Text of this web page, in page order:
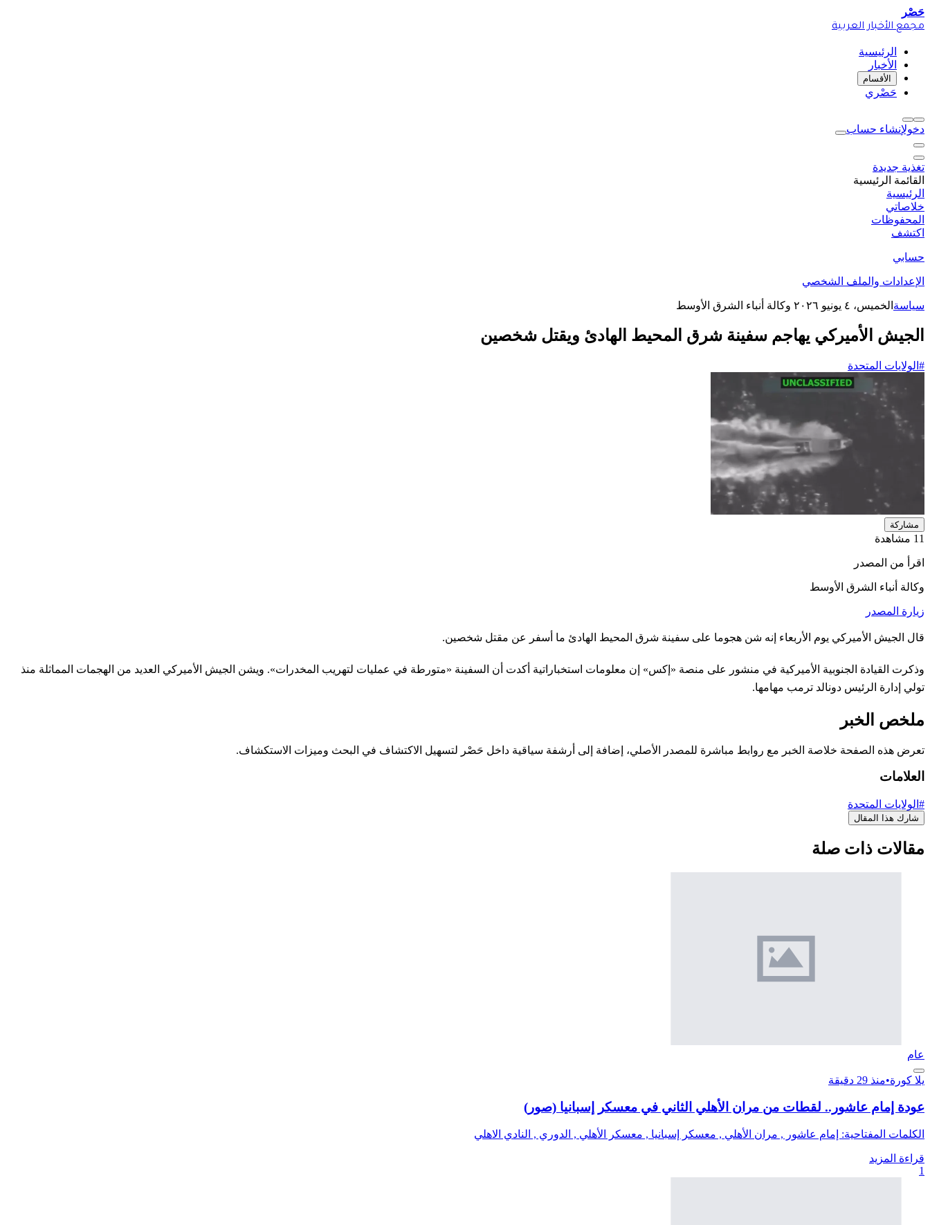
حَصْر
مجمع الأخبار العربية
الرئيسية
الأخبار
الأقسام
حَصْري
دخولإنشاء حساب
تغذية جديدة
القائمة الرئيسية
الرئيسية
خلاصاتي
المحفوظات
اكتشف
حسابي
الإعدادات والملف الشخصي
سياسة الخميس، ٤ يونيو ٢٠٢٦ وكالة أنباء الشرق الأوسط
الجيش الأميركي يهاجم سفينة شرق المحيط الهادئ ويقتل شخصين
#الولايات المتحدة​
مشاركة
11 مشاهدة
اقرأ من المصدر
وكالة أنباء الشرق الأوسط
زيارة المصدر
قال الجيش الأميركي يوم الأربعاء إنه شن هجوما على سفينة شرق المحيط الهادئ ما أسفر عن مقتل شخصين.
وذكرت القيادة الجنوبية الأميركية في منشور على منصة «إكس» إن معلومات استخباراتية أكدت أن السفينة «متورطة في عمليات لتهريب المخدرات». ويشن الجيش الأميركي العديد من الهجمات المماثلة منذ
تولي إدارة الرئيس دونالد ترمب مهامها.
ملخص الخبر
تعرض هذه الصفحة خلاصة الخبر مع روابط مباشرة للمصدر الأصلي، إضافة إلى أرشفة سياقية داخل حَصْر لتسهيل الاكتشاف في البحث وميزات الاستكشاف.
العلامات
#الولايات المتحدة​
شارك هذا المقال
مقالات ذات صلة
عام
يلا كورة•منذ 29 دقيقة
عودة إمام عاشور.. لقطات من مران الأهلي الثاني في معسكر إسبانيا (صور)
الكلمات المفتاحية: إمام عاشور , مران الأهلي , معسكر إسبانيا , معسكر الأهلي , الدوري , النادي الاهلي
قراءة المزيد
1